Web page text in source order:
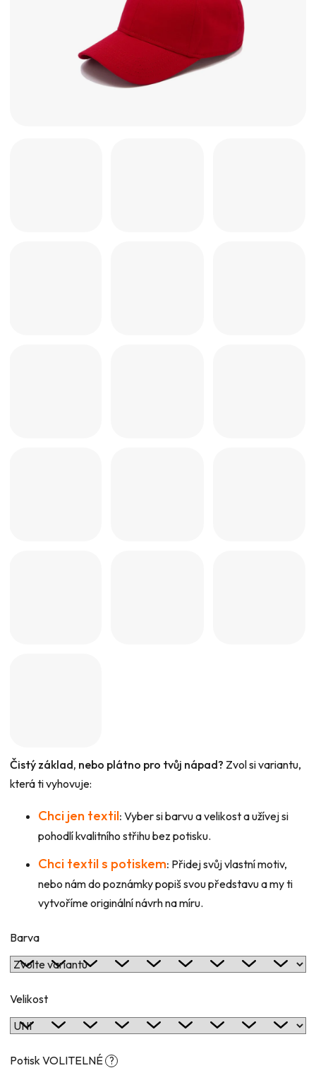
Čistý základ, nebo plátno pro tvůj nápad? Zvol si variantu,
která ti vyhovuje:
Chci jen textil: Vyber si barvu a velikost a užívej si
pohodlí kvalitního střihu bez potisku.
Chci textil s potiskem: Přidej svůj vlastní motiv,
nebo nám do poznámky popiš svou představu a my ti
vytvoříme originální návrh na míru.
Barva
Velikost
Potisk VOLITELNÉ ?